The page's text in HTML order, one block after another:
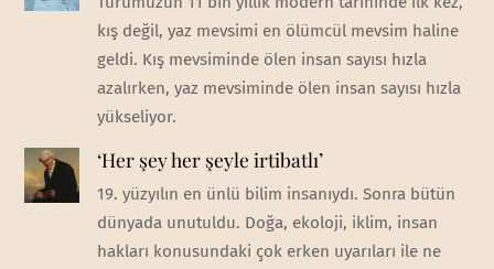
kış değil, yaz mevsimi en ölümcül mevsim haline
geldi. Kış mevsiminde ölen insan sayısı hızla
azalırken, yaz mevsiminde ölen insan sayısı hızla
yükseliyor.
‘Her şey her şeyle irtibatlı’
19. yüzyılın en ünlü bilim insanıydı. Sonra bütün
dünyada unutuldu. Doğa, ekoloji, iklim, insan
hakları konusundaki çok erken uyarıları ile ne